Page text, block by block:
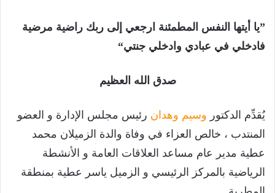
”يا أيتها النفس المطمئنة ارجعي إلى ربك راضية مرضية
فادخلي في عبادي وادخلي جنتي“
صدق الله العظيم
يُقدِّم الدكتور وسيم وهدان رئيس مجلس الإدارة و العضو
المنتدب ، خالص العزاء في وفاة والدة الزميلان محمد
عطية مدير عام مساعد العلاقات العامة و الأنشطة
الرياضية بالمركز الرئيسي و الزميل ياسر عطية بمنطقة